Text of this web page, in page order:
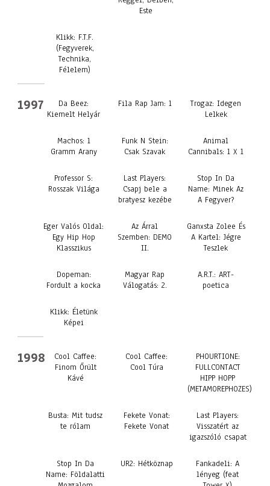
Este
Klikk: F.T.F.
(Fegyverek,
Technika,
Félelem)
1997
Da Beez:
Kiemelt Helyár
Fila Rap Jam: 1
Trogaz: Idegen
Lelkek
Machos: 1
Gramm Arany
Funk N Stein:
Csak Szavak
Animal
Cannibals: 1 X 1
Professor S:
Rosszak Világa
Last Players:
Csapj bele a
bratyesz kezébe
Stop In Da
Name: Minek Az
A Fegyver?
Eger Valós Oldal:
Egy Hip Hop
Klasszikus
Az Árral
Szemben: DEMO
II.
Ganxsta Zolee És
A Kartel: Jégre
Teszlek
Dopeman:
Fordult a kocka
Magyar Rap
Válogatás: 2.
A.R.T.: ART-
poetica
Klikk: Életünk
Képei
1998
Cool Caffee:
Finom Őrült
Kávé
Cool Caffee:
Cool Túra
PHOURTIONE:
FULLCONTACT
HIPP HOPP
(METAMOREPHOZES)
Busta: Mit tudsz
te rólam
Fekete Vonat:
Fekete Vonat
Last Players:
Visszatért az
igazszóló csapat
Stop In Da
Name: Földalatti
UR2: Hétköznap
Fankadeli: A
lényeg (feat